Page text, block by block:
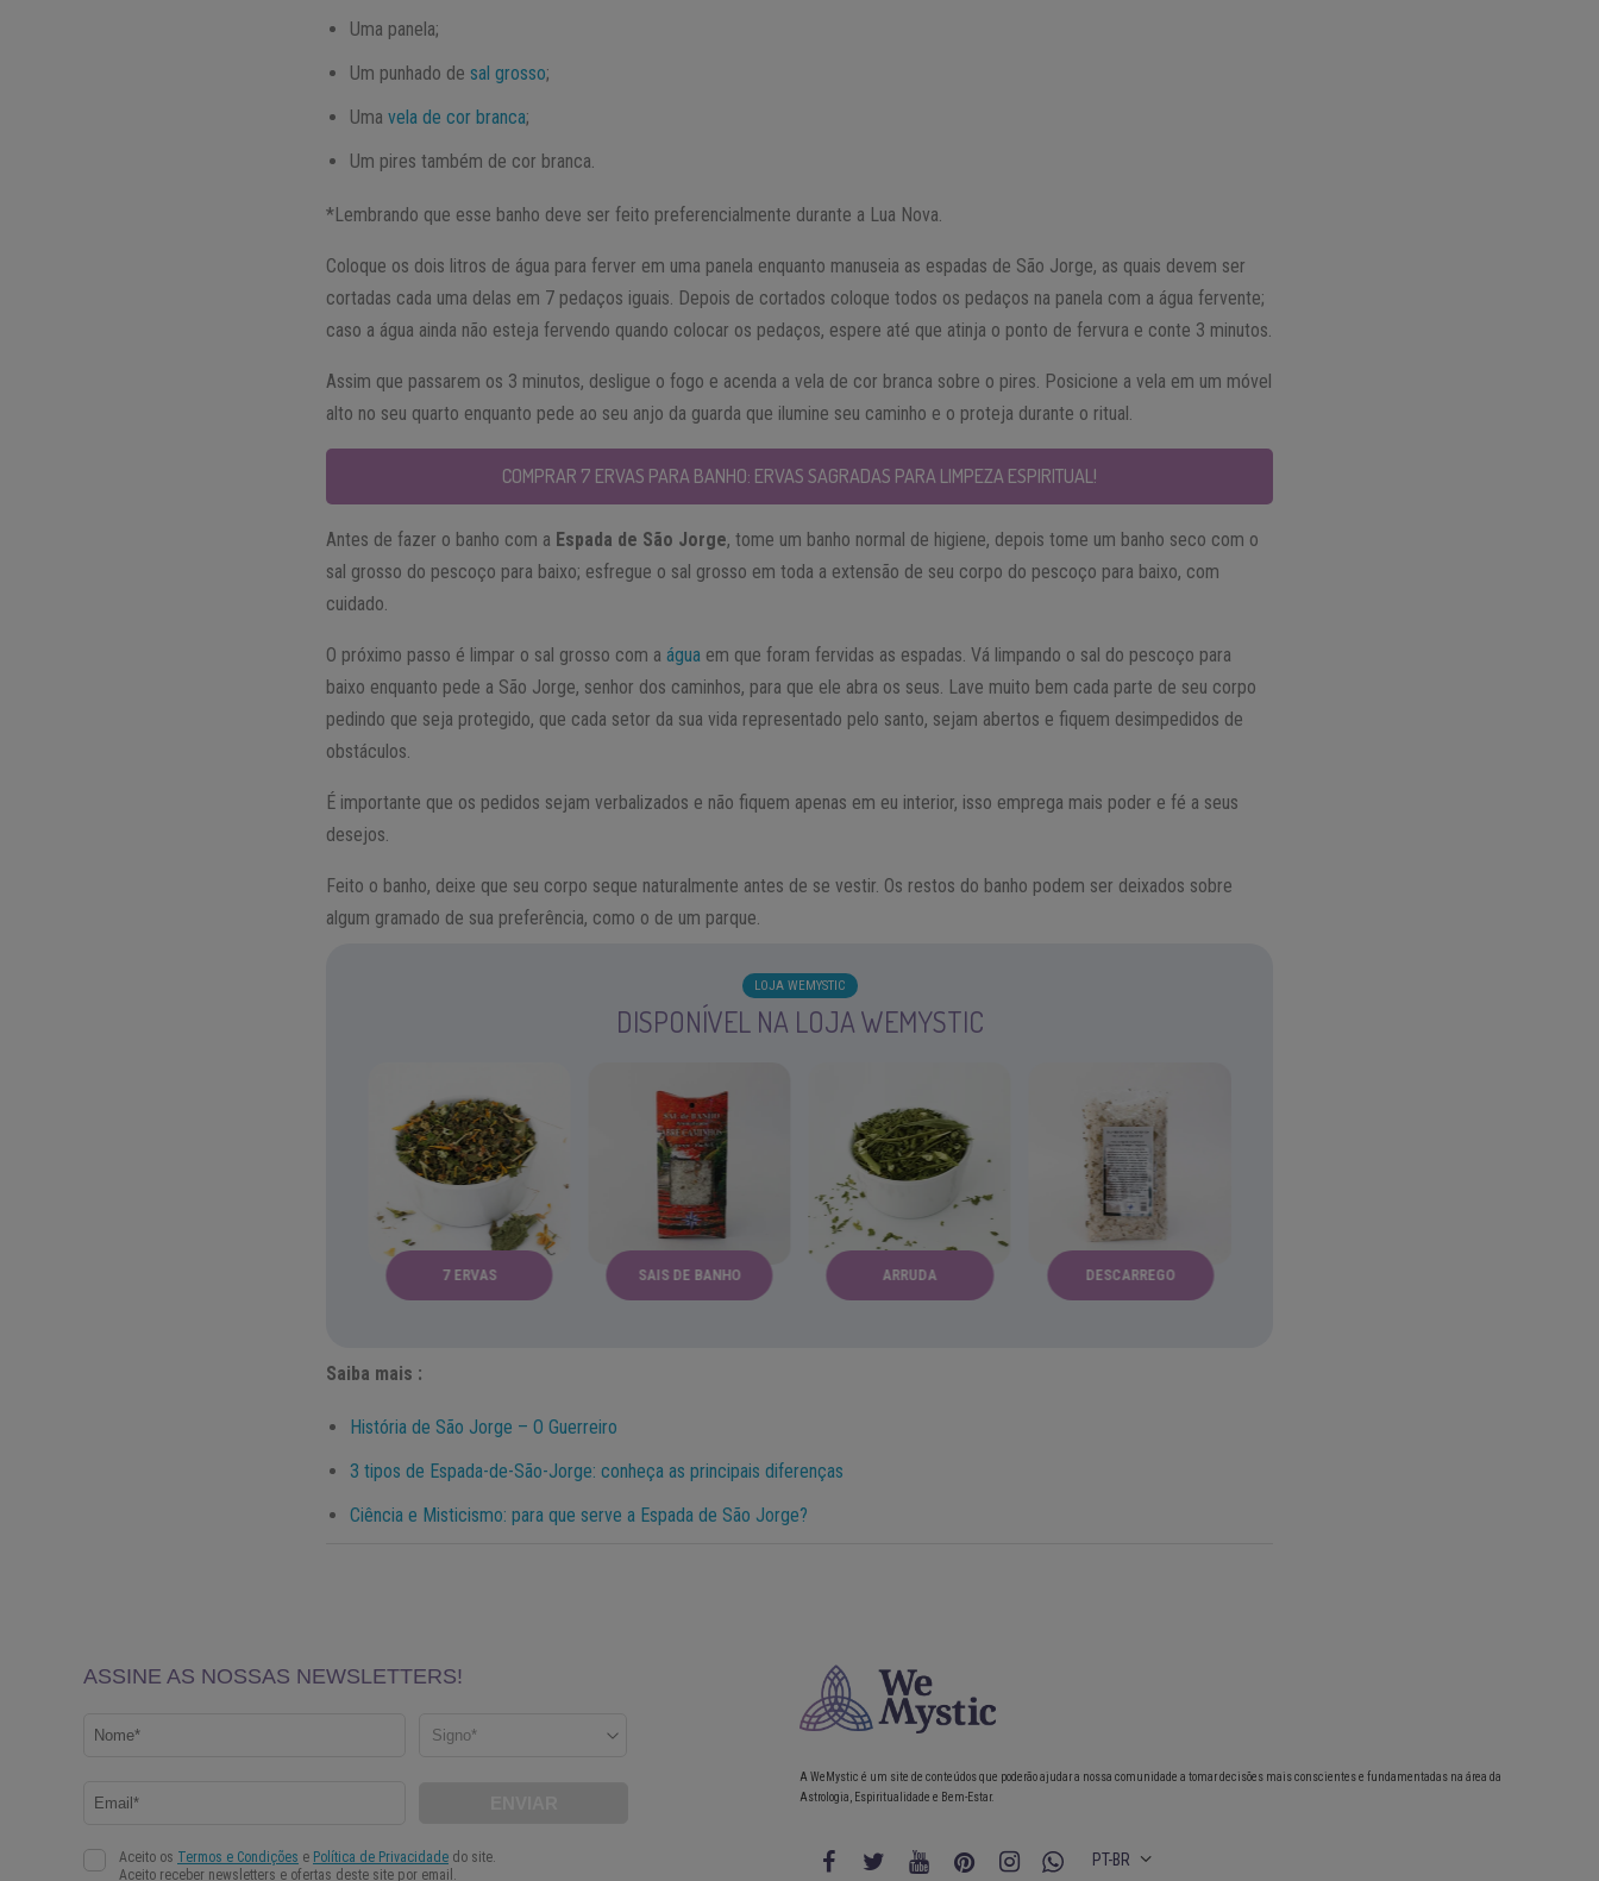
Uma panela;
Um punhado desal grosso;
Umavela de cor branca;
Um pires também de cor branca.
*Lembrando que esse banho deve ser feito preferencialmente durante a Lua Nova.
Coloque os dois litros de água para ferver em uma panela enquanto manuseia as espadas de São Jorge, as quais devem ser
cortadas cada uma delas em 7 pedaços iguais. Depois de cortados coloque todos os pedaços na panela com a água fervente;
caso a água ainda não esteja fervendo quando colocar os pedaços, espere até que atinja o ponto de fervura e conte 3 minutos.
Assim que passarem os 3 minutos, desligue o fogo e acenda a vela de cor branca sobre o pires. Posicione a vela em um móvel
alto no seu quarto enquanto pede ao seu anjo da guarda que ilumine seu caminho e o proteja durante o ritual.
COMPRAR 7 ERVAS PARA BANHO: ERVAS SAGRADAS PARA LIMPEZA ESPIRITUAL!
Antes de fazer o banho com a Espada de São Jorge, tome um banho normal de higiene, depois tome um banho seco com o
sal grosso do pescoço para baixo; esfregue o sal grosso em toda a extensão de seu corpo do pescoço para baixo, com
cuidado.
O próximo passo é limpar o sal grosso com aágua em que foram fervidas as espadas. Vá limpando o sal do pescoço para
baixo enquanto pede a São Jorge, senhor dos caminhos, para que ele abra os seus. Lave muito bem cada parte de seu corpo
pedindo que seja protegido, que cada setor da sua vida representado pelo santo, sejam abertos e fiquem desimpedidos de
obstáculos.
É importante que os pedidos sejam verbalizados e não fiquem apenas em eu interior, isso emprega mais poder e fé a seus
desejos.
Feito o banho, deixe que seu corpo seque naturalmente antes de se vestir. Os restos do banho podem ser deixados sobre
algum gramado de sua preferência, como o de um parque.
LOJA WEMYSTIC
DISPONÍVEL NA LOJA WEMYSTIC
7 ERVAS SAIS DE BANHO ARRUDA DESCARREGO
Saiba mais :
História de São Jorge – O Guerreiro
3 tipos de Espada-de-São-Jorge: conheça as principais diferenças
Ciência e Misticismo: para que serve a Espada de São Jorge?
A WeMystic é um site de conteúdos que poderão ajudar a nossa comunidade a tomar decisões mais conscientes e fundamentadas na área da
Astrologia, Espiritualidade e Bem-Estar.
PT-BR